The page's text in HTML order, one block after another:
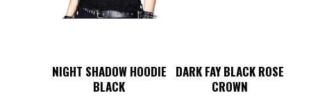
NIGHT SHADOW HOODIE
BLACK
DARK FAY BLACK ROSE
CROWN